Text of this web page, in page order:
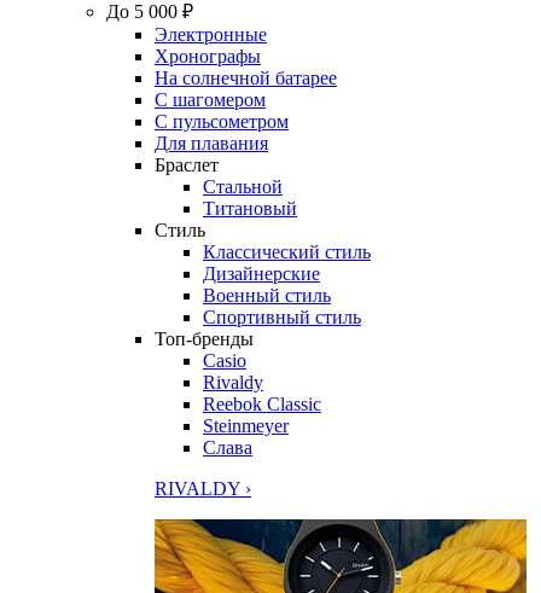
До 5 000 ₽
Электронные
Хронографы
На солнечной батарее
С шагомером
С пульсометром
Для плавания
Браслет
Стальной
Титановый
Стиль
Классический стиль
Дизайнерские
Военный стиль
Спортивный стиль
Топ-бренды
Casio
Rivaldy
Reebok Classic
Steinmeyer
Слава
RIVALDY ›